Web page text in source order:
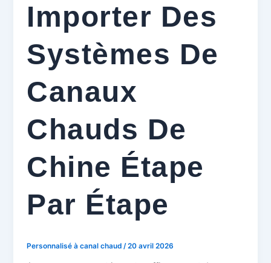
Importer Des
Systèmes De
Canaux
Chauds De
Chine Étape
Par Étape
Personnalisé à canal chaud/20 avril 2026